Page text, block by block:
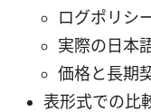
ログポリシ
実際の日本
価格と長期
表形式での比